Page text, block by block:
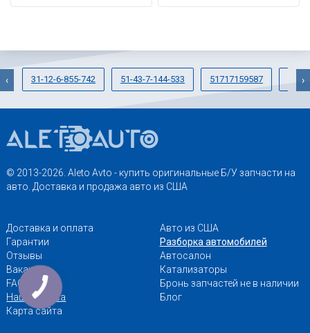
31-12-6-855-742 51-43-7-144-533 51717159587
‹ ›
© 2013-2026. Aleto Avto - купить оригинальные Б/У запчасти на
авто. Доставка и продажа авто из США
Доставка и оплата
Гарантии
Отзывы
Вакансии
FAQ
Наши адреса
Карта сайта
Авто из США
Разборка автомобилей
Автосалон
Катализаторы
Бронь запчастей не в наличии
Блог